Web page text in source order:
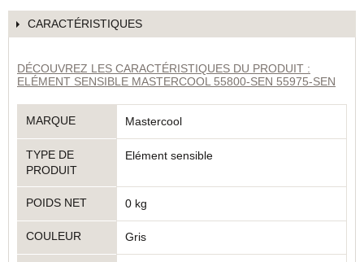
CARACTÉRISTIQUES
DÉCOUVREZ LES CARACTÉRISTIQUES DU PRODUIT :
ELÉMENT SENSIBLE MASTERCOOL 55800-SEN 55975-SEN
MARQUE Mastercool
TYPE DE
PRODUIT
Elément sensible
POIDS NET 0 kg
COULEUR Gris